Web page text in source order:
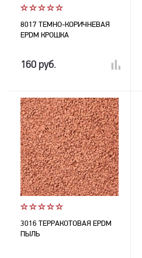
8017 ТЕМНО-КОРИЧНЕВАЯ
EPDM КРОШКА
160 руб.
3016 ТЕРРАКОТОВАЯ EPDM
ПЫЛЬ